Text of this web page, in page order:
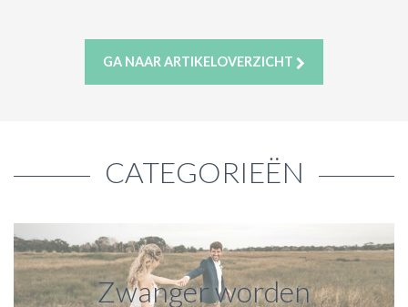
GA NAAR ARTIKELOVERZICHT
CATEGORIEËN
Zwanger worden